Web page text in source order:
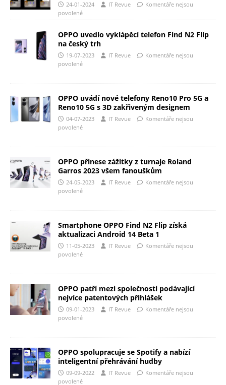
24-01-2024 IT Revue
Komentáře nejsou
povolené
OPPO uvedlo vyklápěcí telefon Find N2 Flip
na český trh
19-07-2023 IT Revue
Komentáře nejsou
povolené
OPPO uvádí nové telefony Reno10 Pro 5G a
Reno10 5G s 3D zakřiveným designem
04-07-2023 IT Revue
Komentáře nejsou
povolené
OPPO přinese zážitky z turnaje Roland
Garros 2023 všem fanouškům
24-05-2023 IT Revue
Komentáře nejsou
povolené
Smartphone OPPO Find N2 Flip získá
aktualizaci Android 14 Beta 1
11-05-2023 IT Revue
Komentáře nejsou
povolené
OPPO patří mezi společnosti podávající
nejvíce patentových přihlášek
09-01-2023 IT Revue
Komentáře nejsou
povolené
OPPO spolupracuje se Spotify a nabízí
inteligentní přehrávání hudby
09-09-2022 IT Revue
Komentáře nejsou
povolené